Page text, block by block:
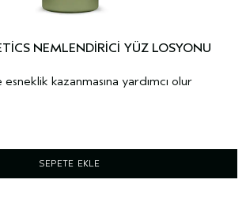
NEMLENDIRICI YÜZ LOSYONU
kazanmasına yardımcı olur
SEPETE EKLE